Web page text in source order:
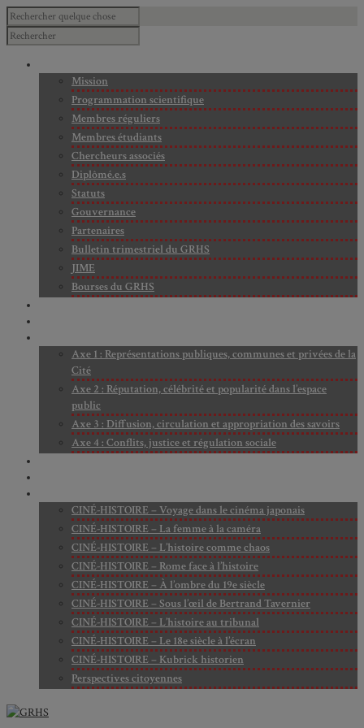
Mission
Programmation scientifique
Membres réguliers
Membres étudiants
Chercheurs associés
Diplômé.e.s
Statuts
Gouvernance
Partenaires
Bulletin trimestriel du GRHS
JIME
Bourses du GRHS
Axe 1 : Représentations publiques, communes et privées de la
Cité
Axe 2 : Réputation, célébrité et popularité dans l’espace
public
Axe 3 : Diffusion, circulation et appropriation des savoirs
Axe 4 : Conflits, justice et régulation sociale
CINÉ-HISTOIRE – Voyage dans le cinéma japonais
CINÉ-HISTOIRE – La femme à la caméra
CINÉ-HISTOIRE – L’histoire comme chaos
CINÉ-HISTOIRE – Rome face à l’histoire
CINÉ-HISTOIRE – À l’ombre du 19e siècle
CINÉ-HISTOIRE – Sous l’œil de Bertrand Tavernier
CINÉ-HISTOIRE – L’histoire au tribunal
CINÉ-HISTOIRE – Le 18e siècle à l’écran
CINÉ-HISTOIRE – Kubrick historien
Perspectives citoyennes